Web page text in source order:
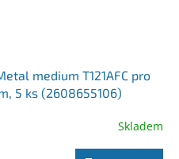
medium T121AFC pro
5 ks (2608655106)
Skladem